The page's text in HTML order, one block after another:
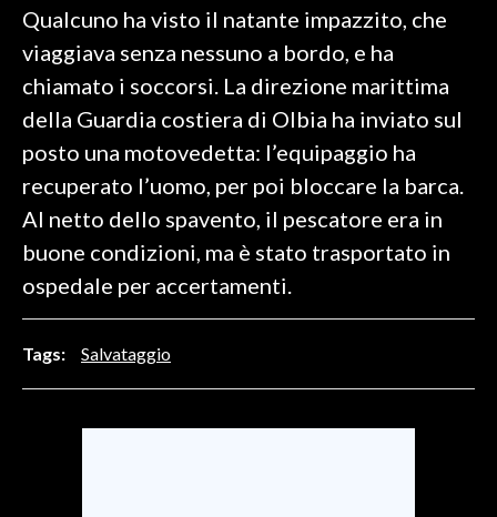
SARDI NEL MONDO
NOTIZIE
EVENTI
#CARAUNIONE
3 MINUTI CON
INFO AZIENDE
ABBONATI
ANNUNCI
NECROLOGI
Qualcuno ha visto il natante impazzito, che
viaggiava senza nessuno a bordo, e ha
chiamato i soccorsi. La direzione marittima
della Guardia costiera di Olbia ha inviato sul
posto una motovedetta: l’equipaggio ha
recuperato l’uomo, per poi bloccare la barca.
Al netto dello spavento, il pescatore era in
buone condizioni, ma è stato trasportato in
ospedale per accertamenti.
Tags: Salvataggio